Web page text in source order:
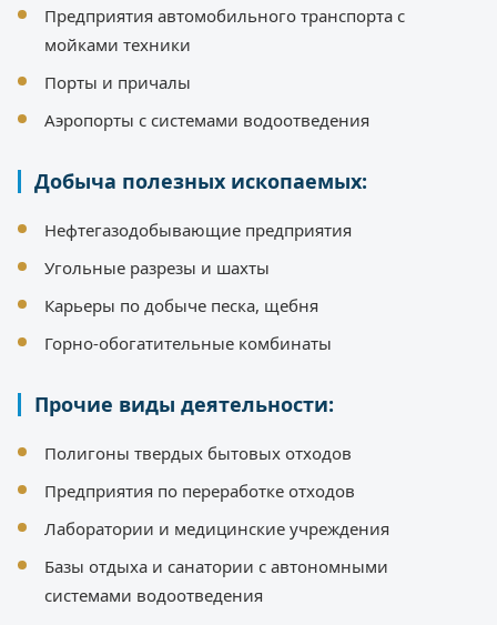
Предприятия автомобильного транспорта с
мойками техники
Порты и причалы
Аэропорты с системами водоотведения
Добыча полезных ископаемых:
Нефтегазодобывающие предприятия
Угольные разрезы и шахты
Карьеры по добыче песка, щебня
Горно-обогатительные комбинаты
Прочие виды деятельности:
Полигоны твердых бытовых отходов
Предприятия по переработке отходов
Лаборатории и медицинские учреждения
Базы отдыха и санатории с автономными
системами водоотведения